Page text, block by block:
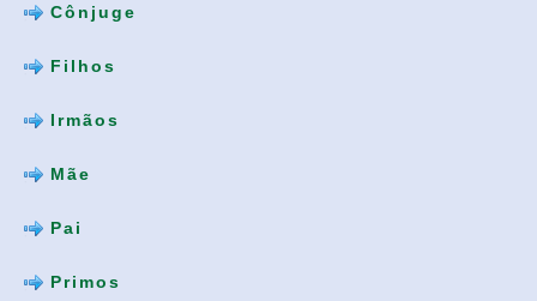
Cônjuge
Filhos
Irmãos
Mãe
Pai
Primos